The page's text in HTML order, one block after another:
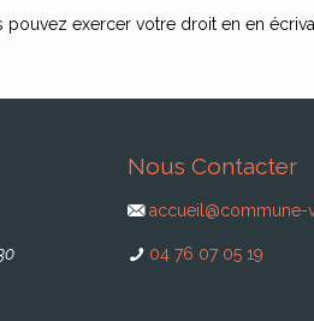
exercer votre droit en en
Nous Contacter
accueil@commune-
04 76 07 05 19